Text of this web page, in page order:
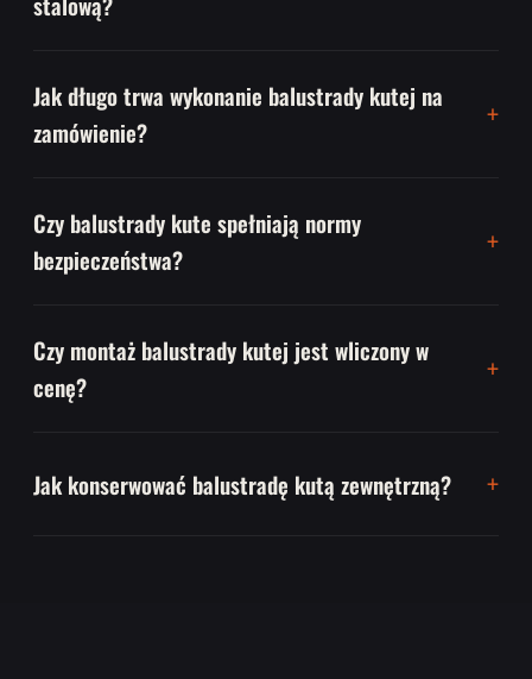
Jak długo trwa wykonanie balustrady kutej na
zamówienie?
Czy balustrady kute spełniają normy
bezpieczeństwa?
Czy montaż balustrady kutej jest wliczony w
cenę?
Jak konserwować balustradę kutą zewnętrzną?